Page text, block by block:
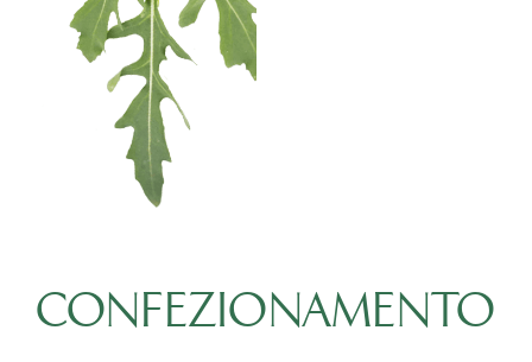
CONFEZIONAMENTO